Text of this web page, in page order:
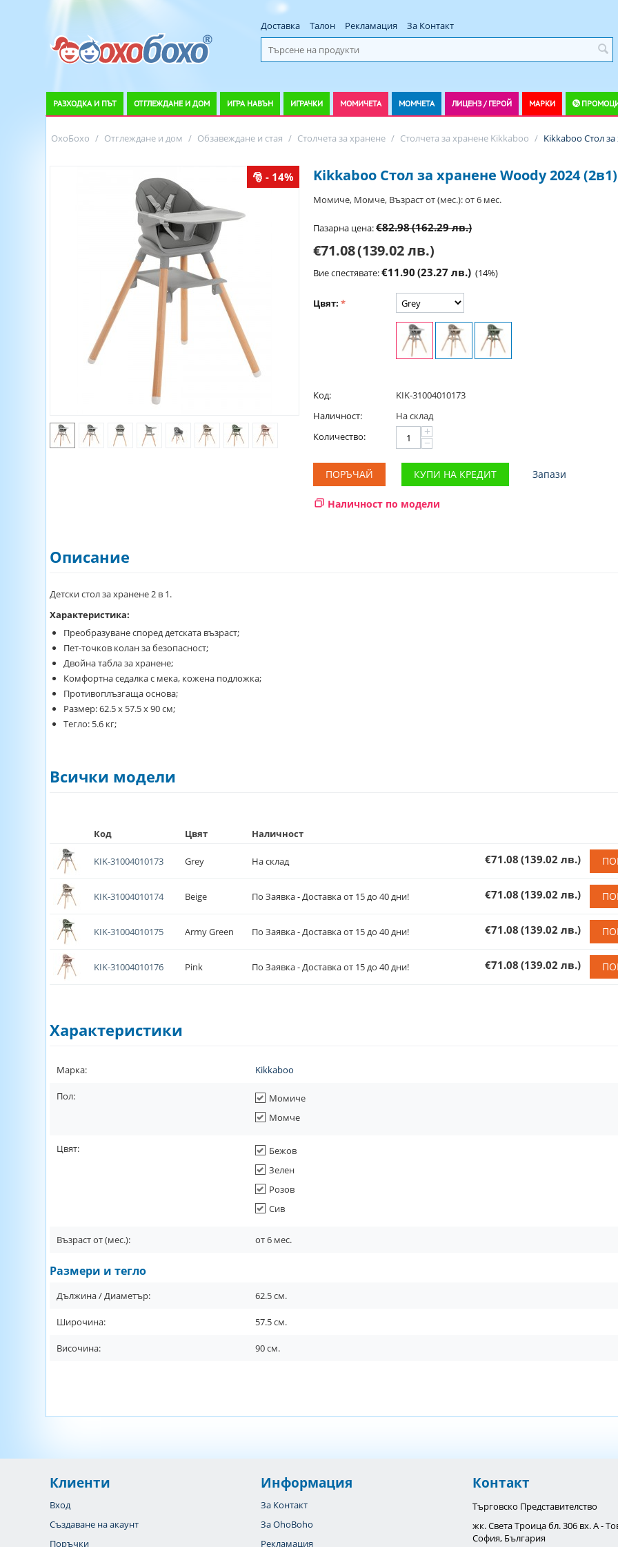
Доставка Талон Рекламация За Контакт
РАЗХОДКА И ПЪТ ОТГЛЕЖДАНЕ И ДОМ ИГРА НАВЪН ИГРАЧКИ МОМИЧЕТА МОМЧЕТА ЛИЦЕНЗ / ГЕРОЙ МАРКИ
ОхоБохо / Отглеждане и дом / Обзавеждане и стая / Столчета за хранене / Столчета за хранене Kikkaboo / Kikkaboo Стол
- 14% Kikkaboo Стол за хранене Woody 2024 (2в1)
Момиче, Момче, Възраст от (мес.): от 6 мес.
Пазарна цена:€82.98(162.29 лв.)
€71.08(139.02 лв.)
Вие спестявате:€11.90 (23.27 лв.) (14%)
Цвят:
Код:
KIK-31004010173
Наличност:
На склад
Количество:
+
−
ПОРЪЧАЙ КУПИ НА КРЕДИТ Запази
Наличност по модели
Описание
Детски стол за хранене 2 в 1.
Характеристика:
Преобразуване според детската възраст;
Пет-точков колан за безопасност;
Двойна табла за хранене;
Комфортна седалка с мека, кожена подложка;
Противоплъзгаща основа;
Размер: 62.5 х 57.5 х 90 см;
Тегло: 5.6 кг;
Всички модели
Код Цвят Наличност
KIK-31004010173 Grey На склад €71.08 (139.02 лв.)
KIK-31004010174 Beige По Заявка - Доставка от 15 до 40 дни! €71.08 (139.02 лв.)
KIK-31004010175 Army Green По Заявка - Доставка от 15 до 40 дни! €71.08 (139.02 лв.)
KIK-31004010176 Pink По Заявка - Доставка от 15 до 40 дни! €71.08 (139.02 лв.)
Характеристики
Марка: Kikkaboo
Пол:
Момиче
Момче
Цвят:
Бежов
Зелен
Розов
Сив
Възраст от (мес.): от6 мес.
Размери и тегло
Дължина / Диаметър: 62.5см.
Широчина: 57.5см.
Височина: 90см.
Клиенти
Вход
Създаване на акаунт
Поръчки
Информация
За Контакт
За OhoBoho
Рекламация
Контакт
Търговско Представителство
жк. Света Троица бл. 306 вх. А -
София, България